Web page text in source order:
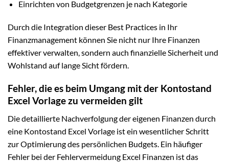
Einrichten von Budgetgrenzen je nach Kategorie
Durch die Integration dieser Best Practices in Ihr
Finanzmanagement können Sie nicht nur Ihre Finanzen
effektiver verwalten, sondern auch finanzielle Sicherheit und
Wohlstand auf lange Sicht fördern.
Fehler, die es beim Umgang mit der Kontostand
Excel Vorlage zu vermeiden gilt
Die detaillierte Nachverfolgung der eigenen Finanzen durch
eine Kontostand Excel Vorlage ist ein wesentlicher Schritt
zur Optimierung des persönlichen Budgets. Ein häufiger
Fehler bei der Fehlervermeidung Excel Finanzen ist das